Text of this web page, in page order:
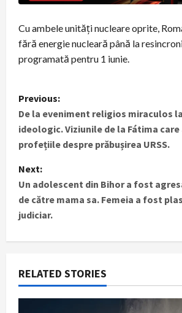
Cu ambele unități nucleare oprite,
fără energie nucleară până la
programată pentru 1 iunie.
P
o
s
t
n
a
v
i
g
Previous:
De la eveniment religios miraculos
ideologic. Viziunile de la Fátima
profețiile despre prăbușirea URSS.
Next:
Un adolescent din Bihor a fost
de către mama sa. Femeia a fost
judiciar.
RELATED STORIES